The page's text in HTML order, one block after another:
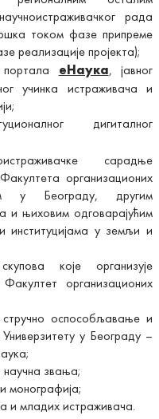
рада
током фазе припреме
реализације пројекта);
еНаука, јавног
учинка истраживача и
дигиталног
сарадње
организационих
у Београду, другим
и њиховим одговарајућим
у земљи и
које организује
организационих
оспособљавање и
у Београду –
звања;
монографија;
и младих истраживача.